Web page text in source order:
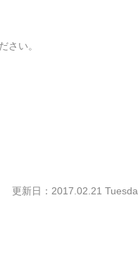
さい。
更新日：2017.02.21